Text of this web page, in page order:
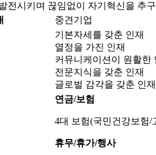
전시키며 끊임없이 자기혁신을 추
중견기업
기본자세를 갖춘 인재
열정을 가진 인재
커뮤니케이션이 원활한
전문지식을 갖춘 인재
글로벌 감각을 갖춘 인재
연금/보험
4대 보험(국민건강보험
휴무/휴가/행사